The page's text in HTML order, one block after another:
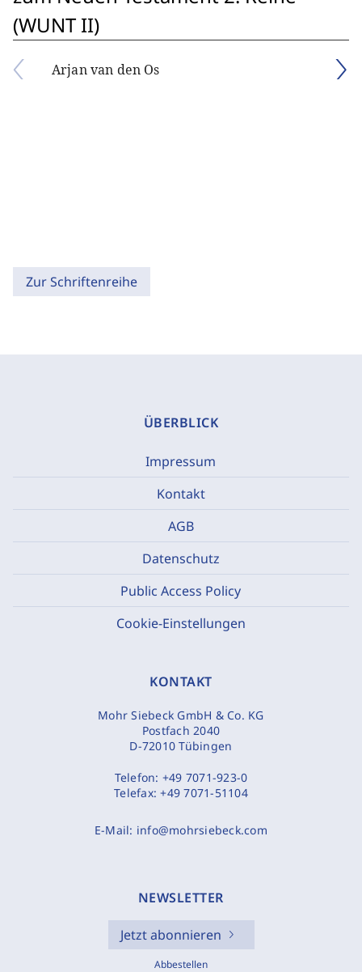
(WUNT II)
Arjan van den Os
Zur Schriftenreihe
ÜBERBLICK
Impressum
Kontakt
AGB
Datenschutz
Public Access Policy
Cookie-Einstellungen
KONTAKT
Mohr Siebeck GmbH & Co. KG
Postfach 2040
D-72010 Tübingen
Telefon: +49 7071-923-0
Telefax:+49 7071-51104
E-Mail: info@mohrsiebeck.com
NEWSLETTER
Jetzt abonnieren
Abbestellen